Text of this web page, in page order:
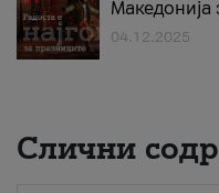
Македонија
04.12.2025
Слични